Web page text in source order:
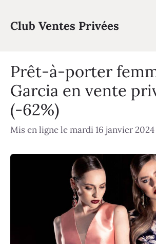
contenu
Club Ventes Privées
Prêt-à-porter
Garcia en vente
(-62%)
Mis en ligne le mardi 16 janvier 2024